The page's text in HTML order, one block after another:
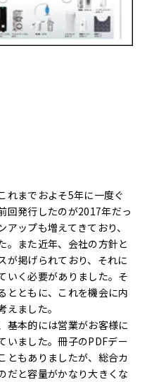
れまでおよそ5年に一度ぐ
回発行したのが2017年だっ
ップも増えてきており、
。また近年、会社の方針と
が掲げられており、それに
いく必要がありました。そ
とともに、これを機会に内
ました。
基本的には営業がお客様に
いました。冊子のPDFデー
ともありましたが、総合カ
だと容量がかなり大きくな